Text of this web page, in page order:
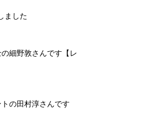
ました
細野敦さんです【レ
の田村淳さんです